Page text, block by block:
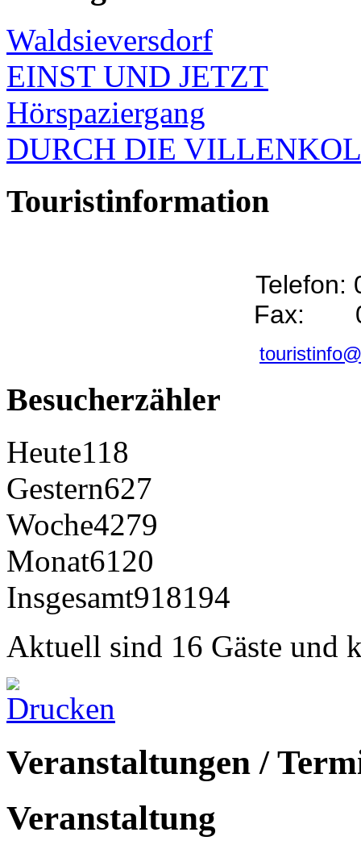
Waldsieversdorf
EINST UND JETZT
Hörspaziergang
DURCH DIE
Touristinformation
Telefon:
Fax:
Besucherzähler
Heute118
Gestern627
Woche4279
Monat6120
Insgesamt918194
Aktuell sind 16 Gäste und
Veranstaltungen /
Veranstaltung